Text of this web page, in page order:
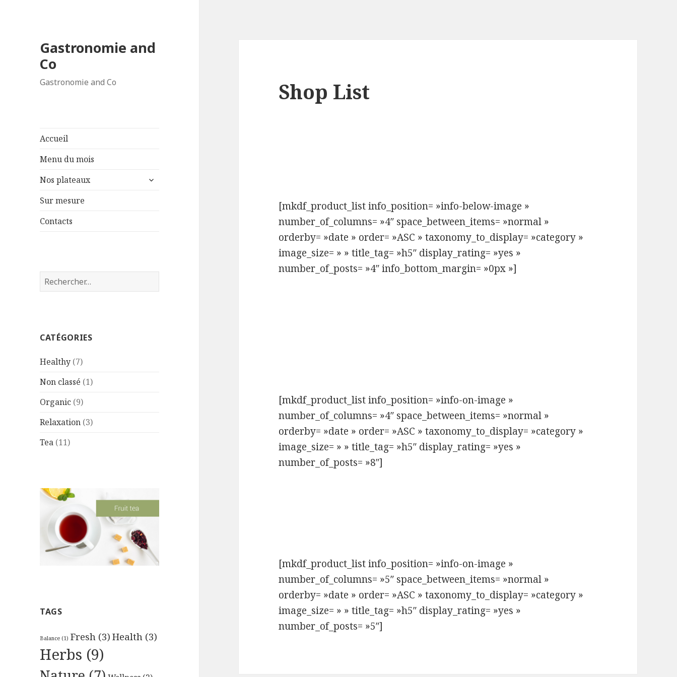
Gastronomie and
Co
Gastronomie and Co
Accueil
Menu du mois
Nos plateaux
ouvrir
Sur mesure
Contacts
Rechercher :
CATÉGORIES
Healthy (7)
Non classé (1)
Organic (9)
Relaxation (3)
Tea (11)
TAGS
Balance (1) Fresh (3) Health (3)
Herbs (9)
Shop List
[mkdf_product_list info_position= »info-below-image »
number_of_columns= »4″ space_between_items= »normal »
orderby= »date » order= »ASC » taxonomy_to_display= »category »
image_size= » » title_tag= »h5″ display_rating= »yes »
number_of_posts= »4″ info_bottom_margin= »0px »]
[mkdf_product_list info_position= »info-on-image »
number_of_columns= »4″ space_between_items= »normal »
orderby= »date » order= »ASC » taxonomy_to_display= »category »
image_size= » » title_tag= »h5″ display_rating= »yes »
number_of_posts= »8″]
[mkdf_product_list info_position= »info-on-image »
number_of_columns= »5″ space_between_items= »normal »
orderby= »date » order= »ASC » taxonomy_to_display= »category »
image_size= » » title_tag= »h5″ display_rating= »yes »
number_of_posts= »5″]